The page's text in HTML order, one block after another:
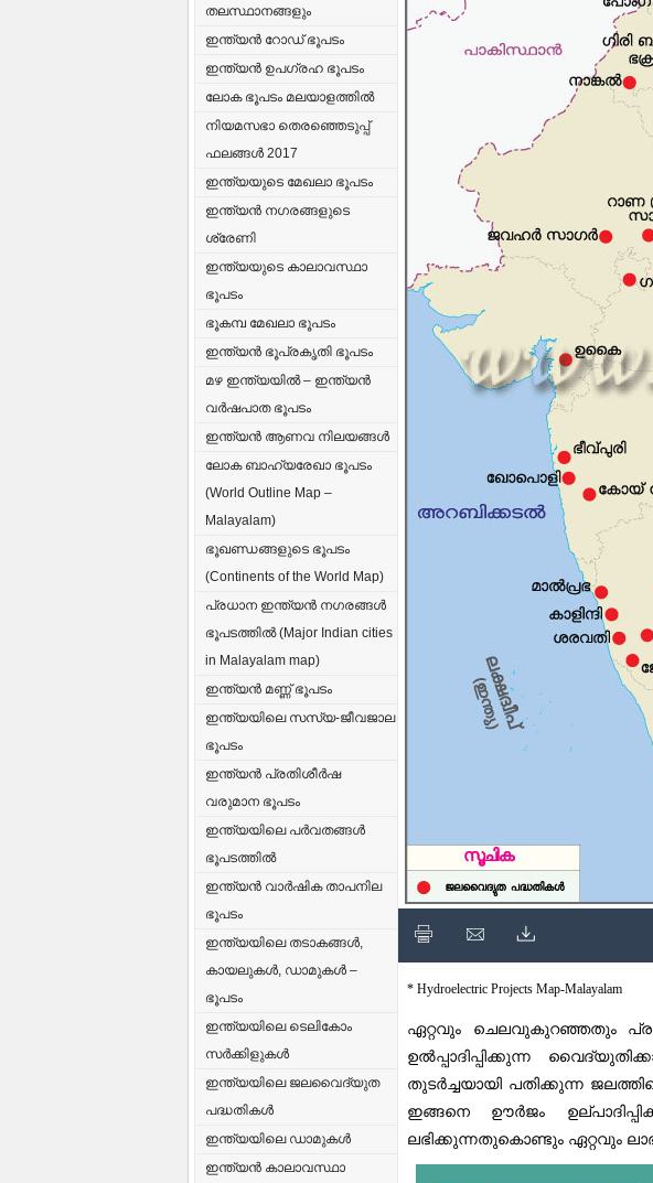
തലസ്ഥാനങ്ങളും
ഇന്ത്യൻ റോഡ് ഭൂപടം
ഇന്ത്യൻ ഉപഗ്രഹ ഭൂപടം
ലോക ഭൂപടം മലയാളത്തിൽ
നിയമസഭാ തെരഞ്ഞെടുപ്പ്
ഫലങ്ങൾ 2017
ഇന്ത്യയുടെ മേഖലാ ഭൂപടം
ഇന്ത്യൻ നഗരങ്ങളുടെ
ശ്രേണി
ഇന്ത്യയുടെ കാലാവസ്ഥാ
ഭൂപടം
ഭൂകമ്പ മേഖലാ ഭൂപടം
ഇന്ത്യൻ ഭൂപ്രകൃതി ഭൂപടം
മഴ ഇന്ത്യയിൽ – ഇന്ത്യൻ
വർഷപാത ഭൂപടം
ഇന്ത്യൻ ആണവ നിലയങ്ങൾ
ലോക ബാഹ്യരേഖാ ഭൂപടം
(World Outline Map –
Malayalam)
ഭൂഖണ്ഡങ്ങളുടെ ഭൂപടം
(Continents of the World Map)
പ്രധാന ഇന്ത്യൻ നഗരങ്ങൾ
ഭൂപടത്തിൽ (Major Indian cities
in Malayalam map)
ഇന്ത്യൻ മണ്ണ് ഭൂപടം
ഇന്ത്യയിലെ സസ്യ-ജീവജാല
ഭൂപടം
ഇന്ത്യൻ പ്രതിശീർഷ
വരുമാന ഭൂപടം
ഇന്ത്യയിലെ പർവതങ്ങൾ
ഭൂപടത്തിൽ
ഇന്ത്യൻ വാർഷിക താപനില
ഭൂപടം
ഇന്ത്യയിലെ തടാകങ്ങൾ,
കായലുകൾ, ഡാമുകൾ –
ഭൂപടം
ഇന്ത്യയിലെ ടെലികോം
സർക്കിളുകൾ
ഇന്ത്യയിലെ ജലവൈദ്യുത
പദ്ധതികൾ
ഇന്ത്യയിലെ ഡാമുകൾ
ഇന്ത്യൻ കാലാവസ്ഥാ
* Hydroelectric Projects Map-Malayalam
ഏറ്റവും ചെലവുകുറഞ്ഞതും
ഉൽപ്പാദിപ്പിക്കുന്ന
തുടർച്ചയായി പതിക്കുന്ന
ഇങ്ങനെ ഊർജം
ലഭിക്കുന്നതുകൊണ്ടും ഏറ്റവും